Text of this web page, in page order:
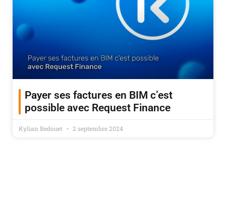
Payer ses factures en BIM c’est
possible avec Request Finance
Kylian Bedouet 2 septembre 2024